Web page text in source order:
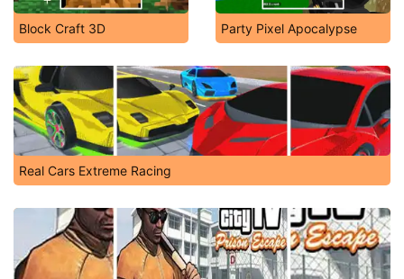
Block Craft 3D Party Pixel Apocalypse
Real Cars Extreme Racing